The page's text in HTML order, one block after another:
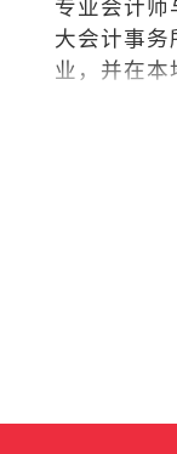
大会计事
业，并在
席财务长